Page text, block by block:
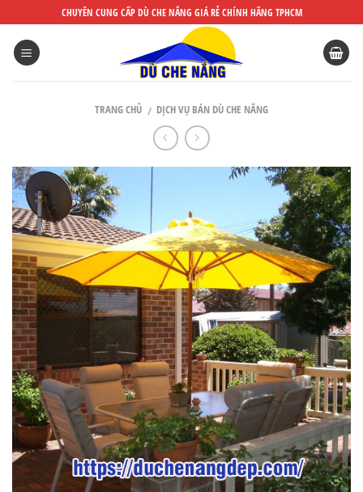
CHE
NẮNG
CHUYÊN CUNG CẤP DÙ CHE NẮNG GIÁ RẺ CHÍNH HÃNG TPHCM
TRANG CHỦ / DỊCH VỤ BÁN DÙ CHE NẮNG